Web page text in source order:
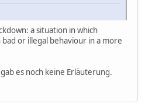
a situation in which
or illegal behaviour in a more
es noch keine Erläuterung.